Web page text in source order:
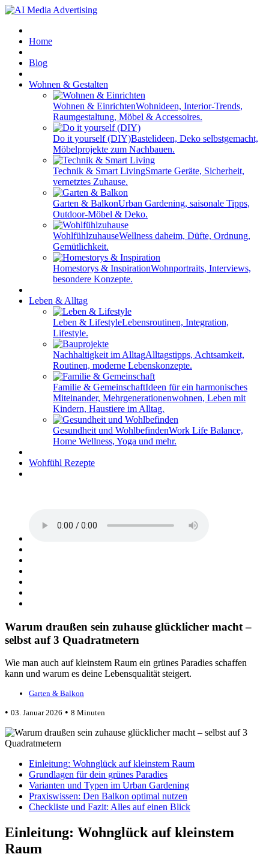
Home
Blog
Wohnen & Gestalten
Wohnen & EinrichtenWohnideen, Interior-Trends,
Raumgestaltung, Möbel & Accessoires.
Do it yourself (DIY)Bastelideen, Deko selbstgemacht,
Möbelprojekte zum Nachbauen.
Technik & Smart LivingSmarte Geräte, Sicherheit,
vernetztes Zuhause.
Garten & BalkonUrban Gardening, saisonale Tipps,
Outdoor-Möbel & Deko.
WohlfühlzuhauseWellness daheim, Düfte, Ordnung,
Gemütlichkeit.
Homestorys & InspirationWohnportraits, Interviews,
besondere Konzepte.
Leben & Alltag
Leben & LifestyleLebensroutinen, Integration,
Lifestyle.
Nachhaltigkeit im AlltagAlltagstipps, Achtsamkeit,
Routinen, moderne Lebenskonzepte.
Familie & GemeinschaftIdeen für ein harmonisches
Miteinander, Mehrgenerationenwohnen, Leben mit
Kindern, Haustiere im Alltag.
Gesundheit und WohlbefindenWork Life Balance,
Home Wellness, Yoga und mehr.
Wohfühl Rezepte
Warum draußen sein zuhause glücklicher macht –
selbst auf 3 Quadratmetern
Wie man auch auf kleinstem Raum ein grünes Paradies schaffen
kann und warum es deine Lebensqualität steigert.
Garten & Balkon
• 03. Januar 2026 • 8 Minuten
Einleitung: Wohnglück auf kleinstem Raum
Grundlagen für dein grünes Paradies
Varianten und Typen im Urban Gardening
Praxiswissen: Den Balkon optimal nutzen
Checkliste und Fazit: Alles auf einen Blick
Einleitung: Wohnglück auf kleinstem
Raum